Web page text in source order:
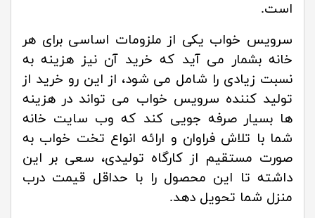
است.
سرویس خواب یکی از ملزومات اساسی برای هر
خانه بشمار می آید که خرید آن نیز هزینه به
نسبت زیادی را شامل می شود، از این رو خرید از
تولید کننده سرویس خواب می تواند در هزینه
ها بسیار صرفه جویی کند که وب سایت خانه
شما با تلاش فراوان و ارائه انواع تخت خواب به
صورت مستقیم از کارگاه تولیدی، سعی بر این
داشته تا این محصول را با حداقل قیمت درب
منزل شما تحویل دهد.